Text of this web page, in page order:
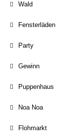
Wald
Fensterläden
Party
Gewinn
Puppenhaus
Noa Noa
Flohmarkt